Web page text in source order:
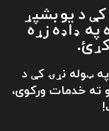
کې د یو بشپړ
په ډاډه زړه
ټوله نړۍ کې د
ته خدمات ورکوی،